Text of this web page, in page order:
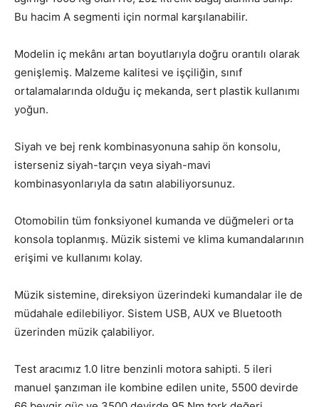
Bu hacim A segmenti için normal karşılanabilir.
Modelin iç mekânı artan boyutlarıyla doğru orantılı olarak
genişlemiş. Malzeme kalitesi ve işçiliğin, sınıf
ortalamalarında olduğu iç mekanda, sert plastik kullanımı
yoğun.
Siyah ve bej renk kombinasyonuna sahip ön konsolu,
isterseniz siyah-tarçın veya siyah-mavi
kombinasyonlarıyla da satın alabiliyorsunuz.
Otomobilin tüm fonksiyonel kumanda ve düğmeleri orta
konsola toplanmış. Müzik sistemi ve klima kumandalarının
erişimi ve kullanımı kolay.
Müzik sistemine, direksiyon üzerindeki kumandalar ile de
müdahale edilebiliyor. Sistem USB, AUX ve Bluetooth
üzerinden müzik çalabiliyor.
Test aracımız 1.0 litre benzinli motora sahipti. 5 ileri
manuel şanzıman ile kombine edilen unite, 5500 devirde